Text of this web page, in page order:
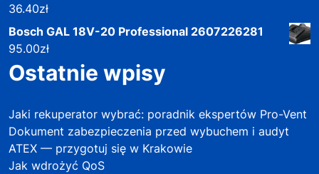
36.40zł
Bosch GAL 18V-20 Professional 2607226281
95.00zł
Ostatnie wpisy
Jaki rekuperator wybrać: poradnik ekspertów Pro-Vent
Dokument zabezpieczenia przed wybuchem i audyt
ATEX — przygotuj się w Krakowie
Jak wdrożyć QoS